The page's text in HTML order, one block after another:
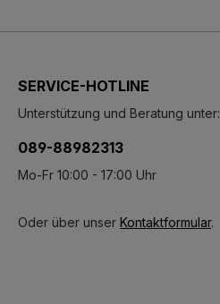
SERVICE-HOTLINE
Unterstützung und Beratung unter:
089-88982313
Mo-Fr 10:00 - 17:00 Uhr
Oder über unser Kontaktformular.